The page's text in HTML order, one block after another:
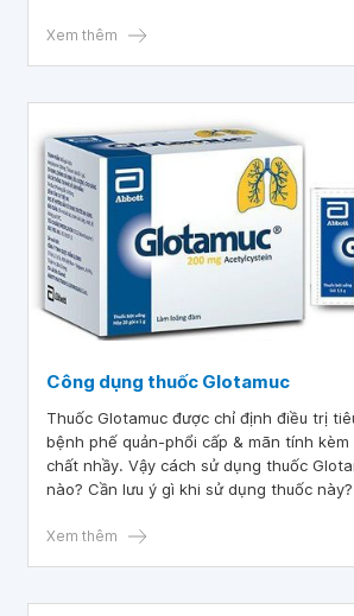
là đúng? Các đặc điểm cần để ý quan
Xem thêm
Công dụng thuốc Glotamuc
Thuốc Glotamuc được chỉ định điều trị
bệnh phế quản-phổi cấp & mãn tính
chất nhầy. Vậy cách sử dụng thuốc
nào? Cần lưu ý gì khi sử dụng thuốc
viết dưới đây.
Xem thêm